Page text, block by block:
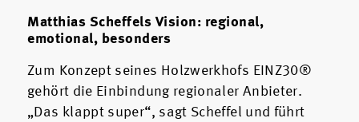
Matthias Scheffels Vision: regional,
emotional, besonders
Zum Konzept seines Holzwerkhofs EINZ30®
gehört die Einbindung regionaler Anbieter.
„Das klappt super“, sagt Scheffel und führt